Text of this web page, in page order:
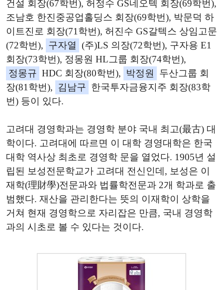
건설 회장(67학번), 허정수 GS네오텍 회장(69학번),
조남호 한진중공업홀딩스 회장(69학번), 박문덕 하
이트진로 회장(71학번), 허진수 GS갈텍스 상임고문
(72학번), 구자열
(주)LS 의장(72학번), 구자용 E1
회장(73학번), 정몽원 HL그룹 회장(74학번),
정몽규 HDC 회장(80학번), 박정원
두산그룹 회
장(81학번),
김남구 한국투자금융지주 회장(83학
번) 등이 있다.
고려대 경영학과는 경영학 분야 국내 최고(最古) 대
학이다. 고려대에 따르면 이 대학 경영대학은 한국
대학 역사상 최초로 경영학 문을 열었다. 1905년 설
립된 보성전문학교가 고려대 전신인데, 보성은 이
재학(理財學)전문과와 법률학전문과 2개 학과로 출
범했다. 재산을 관리한다는 뜻의 이재학이 상학을
거쳐 현재 경영학으로 자리잡은 만큼, 국내 경영학
과의 시초로 볼 수 있다는 것이다.